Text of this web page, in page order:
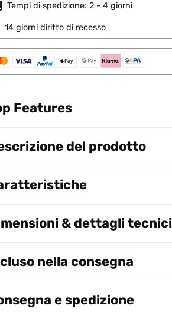
Tempi di spedizione: 2 - 4 giorni
14 giorni diritto di recesso
Features
del prodotto
& dettagli tecnici
nella consegna
e spedizione